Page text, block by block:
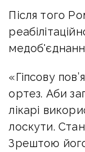
Після того
«Гіпсову
ортез. Аби
лікарі
лоскути. Стан
Зрештою його